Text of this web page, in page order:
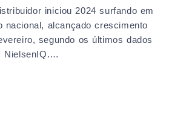
iniciou 2024 surfando em
nacional, alcançado crescimento
segundo os últimos dados
NielsenIQ.…